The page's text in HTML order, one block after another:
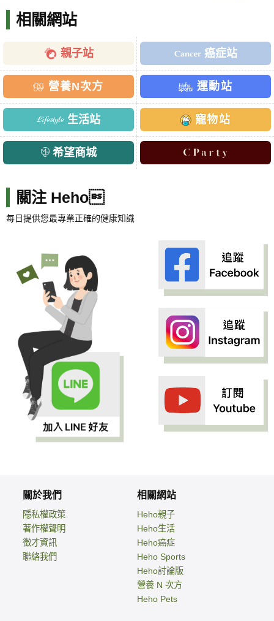
相關網站
親子站 癌症站
營養N次方 運動站
生活站 寵物站
希望商城
關注 Heho
每日提供您最專業正確的健康知識
關於我們
隱私權政策
著作權聲明
徵才資訊
聯絡我們
相關網站
Heho親子
Heho生活
Heho癌症
Heho Sports
Heho討論版
營養 N 次方
Heho Pets